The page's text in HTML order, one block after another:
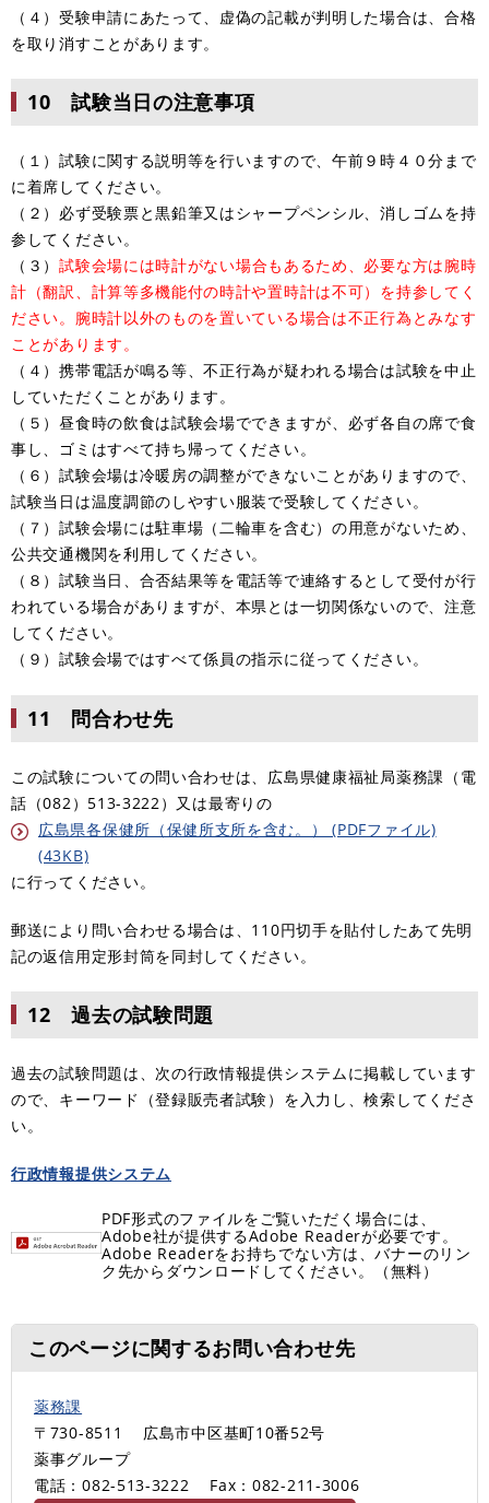
（４）受験申請にあたって、虚偽の記載が判明した場合は、合格
を取り消すことがあります。
10 試験当日の注意事項
（１）試験に関する説明等を行いますので、午前９時４０分まで
に着席してください。
（２）必ず受験票と黒鉛筆又はシャープペンシル、消しゴムを持
参してください。
（３）試験会場には時計がない場合もあるため、必要な方は腕時
計（翻訳、計算等多機能付の時計や置時計は不可）を持参してく
ださい。腕時計以外のものを置いている場合は不正行為とみなす
ことがあります。
（４）携帯電話が鳴る等、不正行為が疑われる場合は試験を中止
していただくことがあります。
（５）昼食時の飲食は試験会場でできますが、必ず各自の席で食
事し、ゴミはすべて持ち帰ってください。
（６）試験会場は冷暖房の調整ができないことがありますので、
試験当日は温度調節のしやすい服装で受験してください。
（７）試験会場には駐車場（二輪車を含む）の用意がないため、
公共交通機関を利用してください。
​（８）試験当日、合否結果等を電話等で連絡するとして受付が行
われている場合がありますが、本県とは一切関係ないので、注意
してください。
​（９）試験会場ではすべて係員の指示に従ってください。
11 問合わせ先
この試験についての問い合わせは、広島県健康福祉局薬務課（電
話（082）513-3222）又は最寄りの
広島県各保健所（保健所支所を含む。） (PDFファイル)
(43KB)
に行ってください。
郵送により問い合わせる場合は、110円切手を貼付したあて先明
記の返信用定形封筒を同封してください。
12 過去の試験問題
過去の試験問題は、次の行政情報提供システムに掲載しています
ので、キーワード（登録販売者試験）を入力し、検索してくださ
い。
行政情報提供システム
PDF形式のファイルをご覧いただく場合には、
Adobe社が提供するAdobe Readerが必要です。
Adobe Readerをお持ちでない方は、バナーのリン
ク先からダウンロードしてください。（無料）
このページに関するお問い合わせ先
薬務課
〒730-8511
広島市中区基町10番52号
薬事グループ
電話：082-513-3222
Fax：082-211-3006